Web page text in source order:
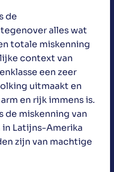
de
alles wat
totale miskenning
context van
een zeer
uitmaakt en
en rijk immens is.
de miskenning van
Latijns-Amerika
zijn van machtige